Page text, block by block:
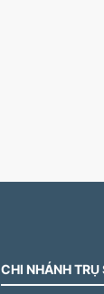
CHI NHÁNH TRỤ